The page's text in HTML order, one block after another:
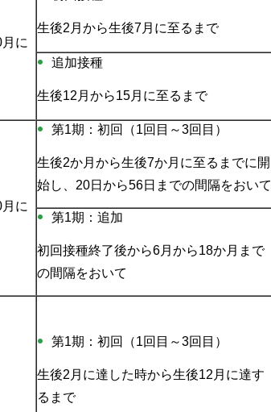
に
生後2月から生後7月に至るまで
追加接種
生後12月から15月に至るまで
に
第1期：初回（1回目～3回目）
生後2か月から生後7か月に至るまでに開
始し、20日から56日までの間隔をおいて
第1期：追加
初回接種終了後から6月から18か月まで
の間隔をおいて
第1期：初回（1回目～3回目）
生後2月に達した時から生後12月に達す
るまで